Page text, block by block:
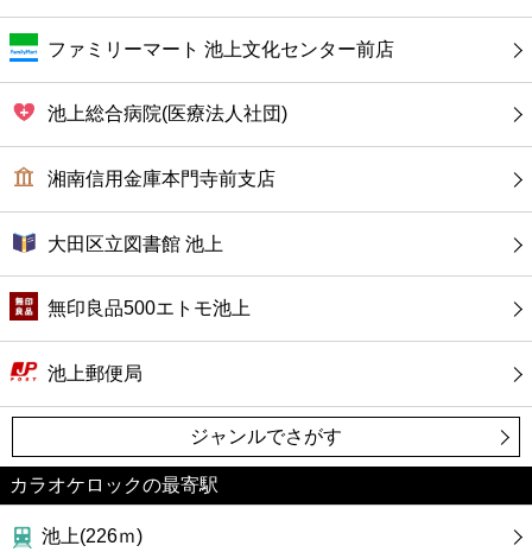
ファミリーマート 池上文化センター前店
池上総合病院(医療法人社団)
湘南信用金庫本門寺前支店
大田区立図書館 池上
無印良品500エトモ池上
池上郵便局
ジャンルでさがす
カラオケロックの最寄駅
池上(226ｍ)